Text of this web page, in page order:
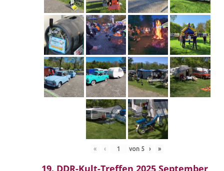
« ‹ von 5 › »
19. DDR-Kult-Treffen 2025 September